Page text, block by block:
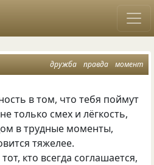
дружба правда момент
в том, что тебя поймут
только смех и лёгкость,
в трудные моменты,
тяжелее.
кто всегда соглашается,